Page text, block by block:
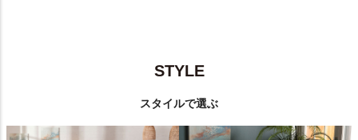
STYLE
スタイルで選ぶ